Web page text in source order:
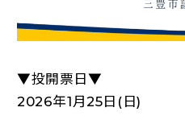
▼投開票日▼
2026年1月25日(日)